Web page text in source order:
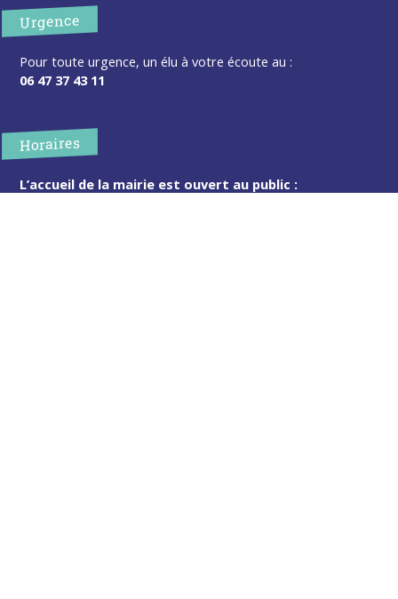
Urgence
Pour toute urgence, un élu à votre écoute au :
06 47 37 43 11
Horaires
L’accueil de la mairie est ouvert au public :